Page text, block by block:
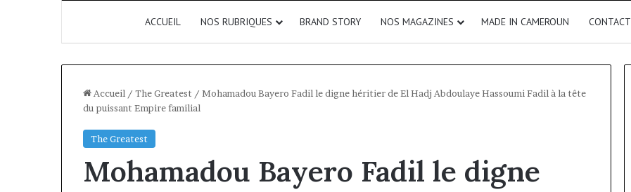
ACCUEIL NOS RUBRIQUES BRAND STORY NOS MAGAZINES MADE IN CAMEROUN CONTACT
Accueil / The Greatest / Mohamadou Bayero Fadil le digne héritier de El Hadj Abdoulaye Hassoumi Fadil à la tête
du puissant Empire familial
The Greatest
Mohamadou Bayero Fadil le digne